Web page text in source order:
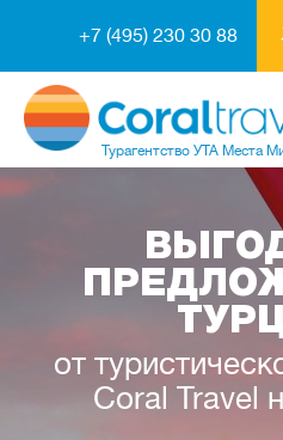
+7 (495) 230 30 88
Турагентство УТА Места
от
Coral Travel